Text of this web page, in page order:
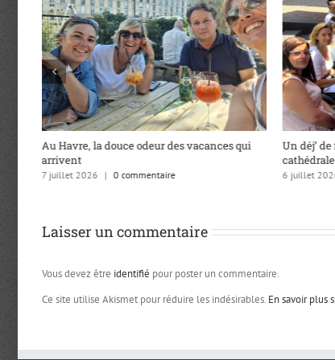
Au Havre, la douce odeur des vacances qui
arrivent
7 juillet 2026 | 0 commentaire
Un déj’
cathédrale
6 juillet
Laisser un commentaire
Vous devez être identifié pour poster un commentaire.
Ce site utilise Akismet pour réduire les indésirables. En savoir plus